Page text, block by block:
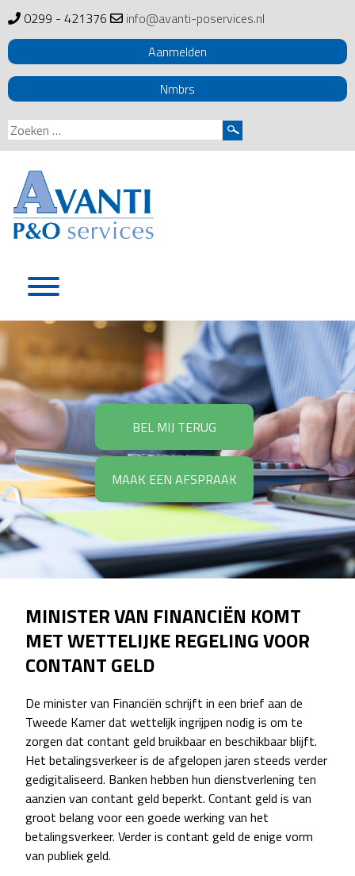
0299 - 421376
info@avanti-poservices.nl
Aanmelden
Nmbrs
Zoeken
naar:
BEL MIJ TERUG
MAAK EEN AFSPRAAK
MINISTER VAN FINANCIËN KOMT
MET WETTELIJKE REGELING VOOR
CONTANT GELD
De minister van Financiën schrijft in een brief aan de
Tweede Kamer dat wettelijk ingrijpen nodig is om te
zorgen dat contant geld bruikbaar en beschikbaar blijft.
Het betalingsverkeer is de afgelopen jaren steeds verder
gedigitaliseerd. Banken hebben hun dienstverlening ten
aanzien van contant geld beperkt. Contant geld is van
groot belang voor een goede werking van het
betalingsverkeer. Verder is contant geld de enige vorm
van publiek geld.